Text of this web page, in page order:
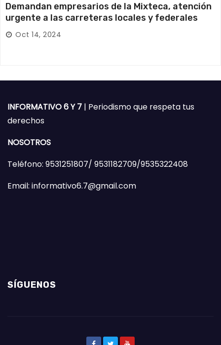
Demandan empresarios de la Mixteca, atención
urgente a las carreteras locales y federales
Oct 14, 2024
INFORMATIVO 6 Y 7 | Periodismo que respeta tus
derechos
NOSOTROS
Teléfono: 9531251807/ 9531182709/9535322408
Email: informativo6.7@gmail.com
SÍGUENOS